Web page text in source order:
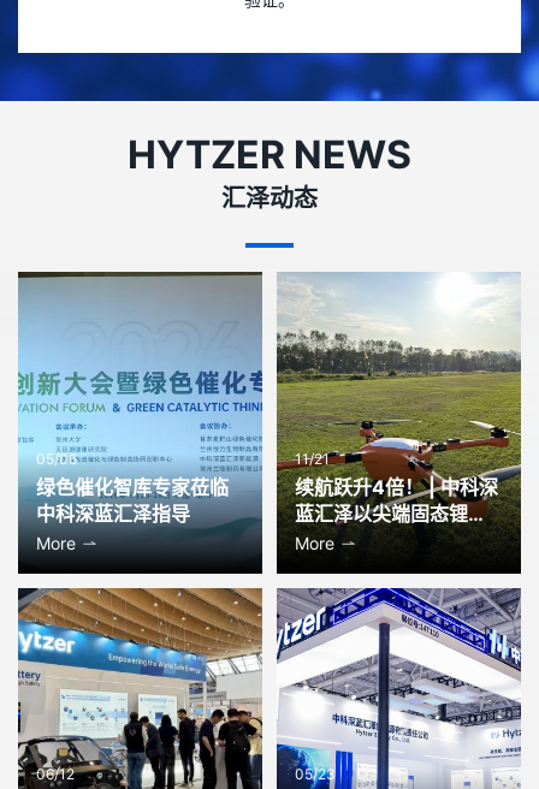
HYTZER NEWS
汇泽动态
05/06
绿色催化智库专家莅临
中科深蓝汇泽指导
More
11/21
续航跃升4倍！ | 中科深
蓝汇泽以尖端固态锂电
池技术重塑土地测绘无
人机行业标杆
More
06/12 05/23